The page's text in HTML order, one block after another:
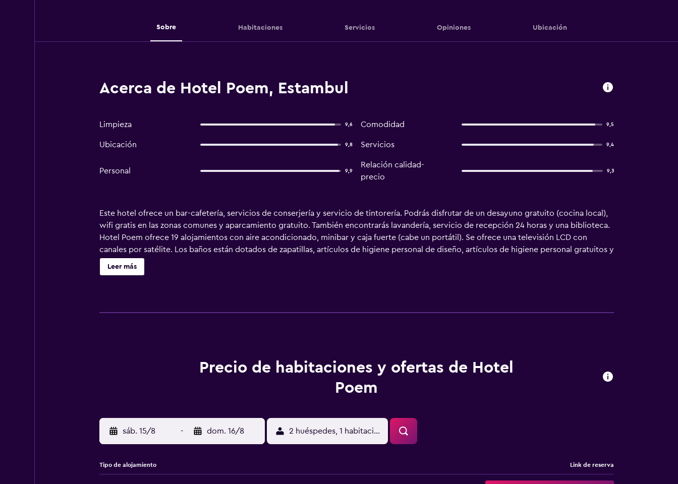
Sobre Habitaciones Servicios Opiniones Ubicación
Acerca de Hotel Poem, Estambul
Limpieza 9,6 Comodidad 9,5
Ubicación 9,8 Servicios 9,4
Personal 9,9
Relación calidad-
precio
9,3
Este hotel ofrece un bar-cafetería, servicios de conserjería y servicio de tintorería. Podrás disfrutar de un desayuno gratuito (cocina local),
wifi gratis en las zonas comunes y aparcamiento gratuito. También encontrarás lavandería, servicio de recepción 24 horas y una biblioteca.
Hotel Poem ofrece 19 alojamientos con aire acondicionado, minibar y caja fuerte (cabe un portátil). Se ofrece una televisión LCD con
canales por satélite. Los baños están dotados de zapatillas, artículos de higiene personal de diseño, artículos de higiene personal gratuitos y
secador de pelo. Los huéspedes pueden navegar por la web gracias a nuestro acceso a Internet wifi gratis. Los servicios para las personas
de negocios incluyen escritorio y teléfono. Se ofrece servicio de descubierta nocturno y servicio de limpieza todos los días. Es posible
Leer más
Precio de habitaciones y ofertas de Hotel
Poem
sáb. 15/8 - dom. 16/8 2 huéspedes, 1 habitación
Tipo de alojamiento Link de reserva